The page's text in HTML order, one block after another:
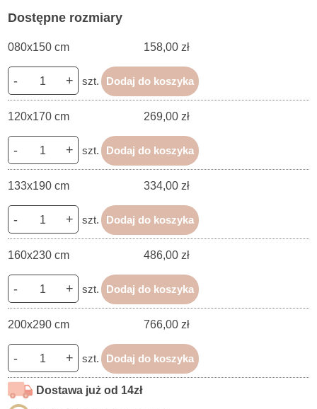
Dostępne rozmiary
080x150 cm 158,00 zł
- + szt. Dodaj do koszyka
120x170 cm 269,00 zł
- + szt. Dodaj do koszyka
133x190 cm 334,00 zł
- + szt. Dodaj do koszyka
160x230 cm 486,00 zł
- + szt. Dodaj do koszyka
200x290 cm 766,00 zł
- + szt. Dodaj do koszyka
Dostawa już od 14zł